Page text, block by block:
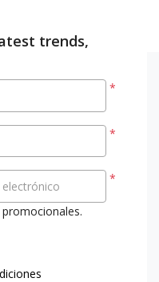
trends,
*
*
*